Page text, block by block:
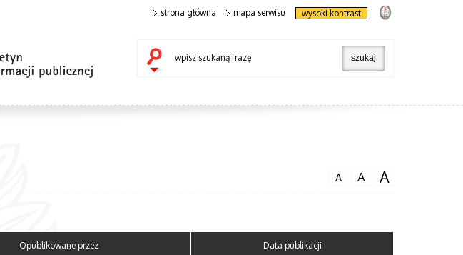
strona główna mapa serwisu wysoki kontrast
wpisz szukaną frazę
A A A
Opublikowane przez Data publikacji